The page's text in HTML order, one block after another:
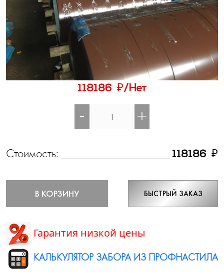
118186 ₽/Нет
- +
Стоимость: 118186 ₽
В КОРЗИНУ БЫСТРЫЙ ЗАКАЗ
Гарантия низкой цены
КАЛЬКУЛЯТОР ЗАБОРА ИЗ ПРОФНАСТИЛА